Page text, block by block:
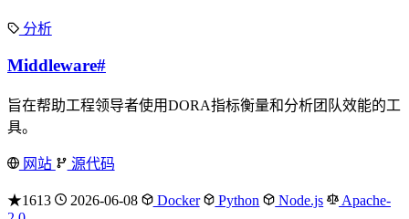
分析
Middleware#
旨在帮助工程领导者使用DORA指标衡量和分析团队效能的工
具。
网站 源代码
★1613 2026-06-08 Docker Python Node.js
Apache-